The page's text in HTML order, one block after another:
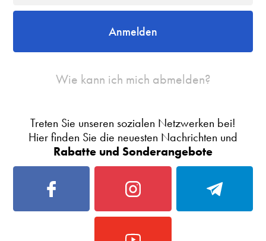
Anmelden
Wie kann ich mich abmelden?
Treten Sie unseren sozialen Netzwerken bei!
Hier finden Sie die neuesten Nachrichten und
Rabatte und Sonderangebote